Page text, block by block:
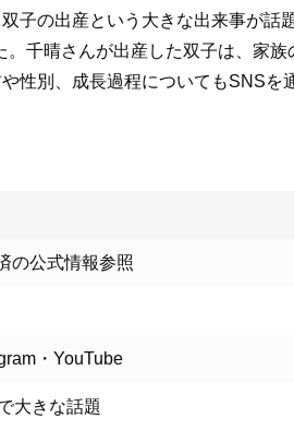
子の出産という大きな出来事が
千晴さんが出産した双子は、家
性別、成長過程についてもSNSを
の公式情報参照
・YouTube
大きな話題